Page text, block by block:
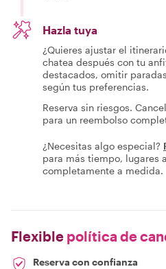
Hazla tuya
¿Quieres ajustar el
chatea después con tu
destacados, omitir
según tus preferencias.
Reserva sin riesgos.
para un reembolso
¿Necesitas algo especial?
para más tiempo, lugares
completamente a medida.
Flexible política de
Reserva con confianza